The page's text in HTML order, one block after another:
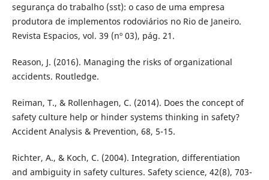
segurança do trabalho (sst): o caso de uma empresa
produtora de implementos rodoviários no Rio de Janeiro.
Revista Espacios, vol. 39 (nº 03), pág. 21.
Reason, J. (2016). Managing the risks of organizational
accidents. Routledge.
Reiman, T., & Rollenhagen, C. (2014). Does the concept of
safety culture help or hinder systems thinking in safety?
Accident Analysis & Prevention, 68, 5-15.
Richter, A., & Koch, C. (2004). Integration, differentiation
and ambiguity in safety cultures. Safety science, 42(8), 703-